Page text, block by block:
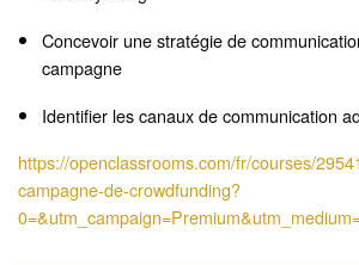
Concevoir une stratégie de
campagne
Identifier les canaux de communication
https://openclassrooms.com/fr/courses/
campagne-de-crowdfunding?